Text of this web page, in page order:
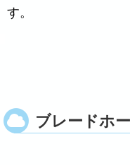
す。
ブレードホ